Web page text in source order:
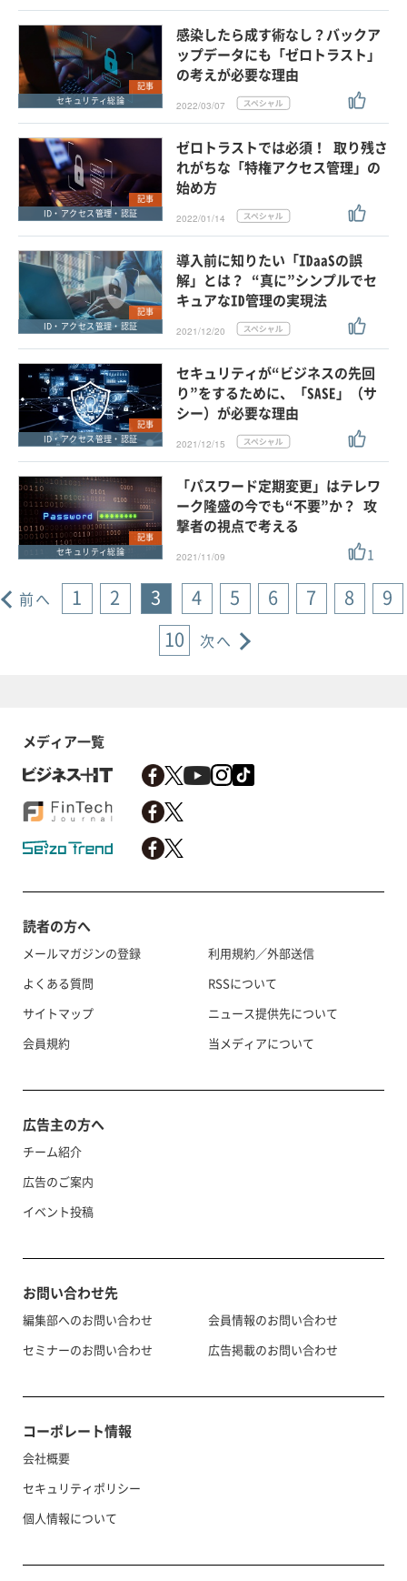
記事
セキュリティ総論
感染したら成す術なし？バックア
ップデータにも「ゼロトラスト」
の考えが必要な理由
2022/03/07
記事
ID・アクセス管理・認証
ゼロトラストでは必須！ 取り残さ
れがちな「特権アクセス管理」の
始め方
2022/01/14
記事
ID・アクセス管理・認証
導入前に知りたい「IDaaSの誤
解」とは？ “真に”シンプルでセ
キュアなID管理の実現法
2021/12/20
記事
ID・アクセス管理・認証
セキュリティが“ビジネスの先回
り”をするために、「SASE」（サ
シー）が必要な理由
2021/12/15
記事
セキュリティ総論
「パスワード定期変更」はテレワ
ーク隆盛の今でも“不要”か？ 攻
撃者の視点で考える
2021/11/09 1
前へ 1 2 3 4 5 6 7 8
9
10
次へ
メディア一覧
読者の方へ
メールマガジンの登録
よくある質問
サイトマップ
会員規約
利用規約／外部送信
RSSについて
ニュース提供先について
当メディアについて
広告主の方へ
チーム紹介
広告のご案内
イベント投稿
お問い合わせ先
編集部へのお問い合わせ
セミナーのお問い合わせ
会員情報のお問い合わせ
広告掲載のお問い合わせ
コーポレート情報
会社概要
セキュリティポリシー
個人情報について